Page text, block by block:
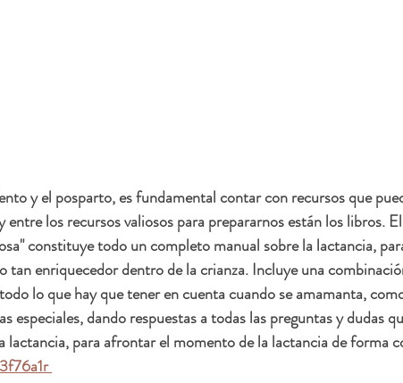
y el posparto, es fundamental contar con recursos que
los recursos valiosos para prepararnos están los libros.
constituye todo un completo manual sobre la lactancia,
tan enriquecedor dentro de la crianza. Incluye una
lo que hay que tener en cuenta cuando se amamanta,
especiales, dando respuestas a todas las preguntas y dudas
lactancia, para afrontar el momento de la lactancia de forma